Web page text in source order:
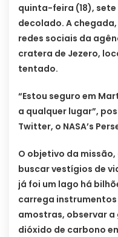
quinta-feira (18),
decolado. A
redes sociais da
cratera de Jezero,
tentado.
“Estou seguro em
a qualquer lugar”,
Twitter, o NASA’s
O objetivo da
buscar vestígios de
já foi um lago há
carrega
amostras, observar
dióxido de carbono